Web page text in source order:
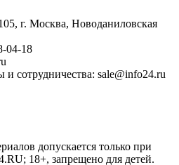
г. Москва, Новоданиловская
04-18
сотрудничества: sale@info24.ru
допускается только при
18+, запрещено для детей.